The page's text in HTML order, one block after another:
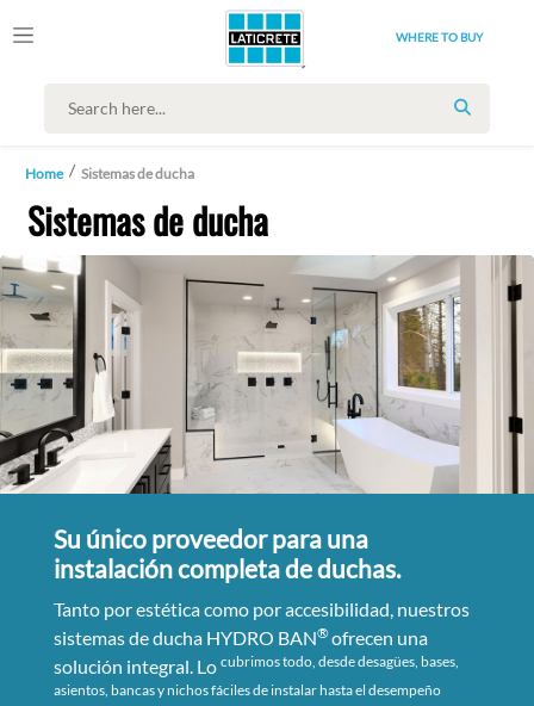
WHERE TO BUY
SEARCH
Home Sistemas de ducha
Sistemas de ducha
Su único proveedor para una
instalación completa de duchas.
Tanto por estética como por accesibilidad, nuestros
sistemas de ducha HYDRO BAN® ofrecen una
solución integral. Lo cubrimos todo, desde desagües, bases,
asientos, bancas y nichos fáciles de instalar hasta el desempeño